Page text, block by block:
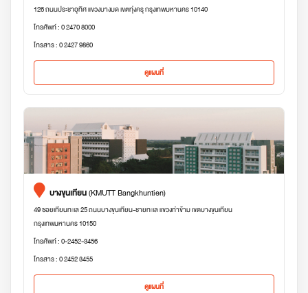
126 ถนนประชาอุทิศ แขวงบางมด เขตทุ่งครุ กรุงเทพมหานคร 10140
โทรศัพท์ : 0 2470 8000
โทรสาร : 0 2427 9860
ดูแผนที่
บางขุนเทียน(KMUTT Bangkhuntien)
49 ซอยเทียนทะเล 25 ถนนบางขุนเทียน-ชายทะเล แขวงท่าข้าม เขตบางขุนเทียน
กรุงเทพมหานคร 10150
โทรศัพท์ : 0-2452-3456
โทรสาร : 0 2452 3455
ดูแผนที่